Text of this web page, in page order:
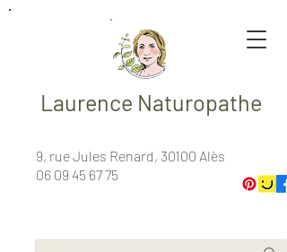
9, rue Jules Renard, 30100 Alès
06 09 45 67 75
Laurence Naturopathe